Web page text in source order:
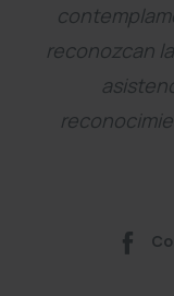
reconozcan